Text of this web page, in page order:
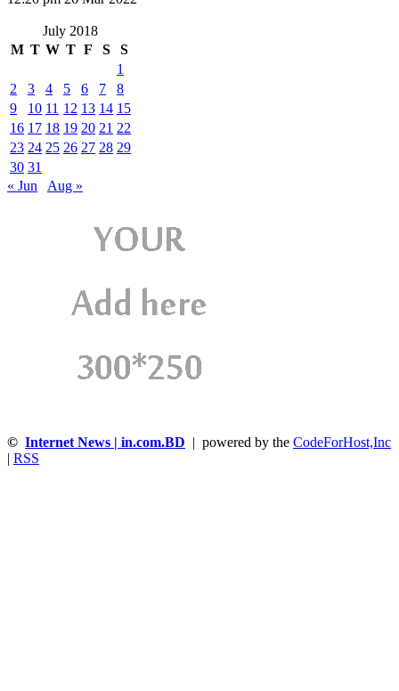
July 2018
M T W T F S
S
1
2
3 4 5 6 7
8
9
10 11 12 13 14 15
16 17 18 19 20 21 22
23 24 25 26 27 28 29
30 31
« Jun
Aug »
© Internet News | in.com.BD | powered by the CodeForHost,Inc
RSS